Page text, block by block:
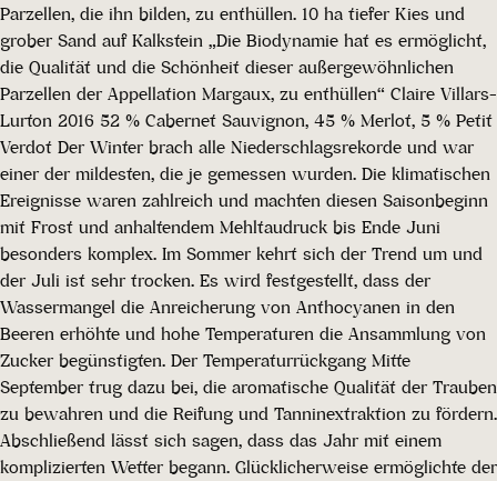
Parzellen, die ihn bilden, zu enthüllen. 10 ha tiefer Kies und
grober Sand auf Kalkstein „Die Biodynamie hat es ermöglicht,
die Qualität und die Schönheit dieser außergewöhnlichen
Parzellen der Appellation Margaux, zu enthüllen“ Claire Villars-
Lurton 2016 52 % Cabernet Sauvignon, 45 % Merlot, 5 % Petit
Verdot Der Winter brach alle Niederschlagsrekorde und war
einer der mildesten, die je gemessen wurden. Die klimatischen
Ereignisse waren zahlreich und machten diesen Saisonbeginn
mit Frost und anhaltendem Mehltaudruck bis Ende Juni
besonders komplex. Im Sommer kehrt sich der Trend um und
der Juli ist sehr trocken. Es wird festgestellt, dass der
Wassermangel die Anreicherung von Anthocyanen in den
Beeren erhöhte und hohe Temperaturen die Ansammlung von
Zucker begünstigten. Der Temperaturrückgang Mitte
September trug dazu bei, die aromatische Qualität der Trauben
zu bewahren und die Reifung und Tanninextraktion zu fördern.
Abschließend lässt sich sagen, dass das Jahr mit einem
komplizierten Wetter begann. Glücklicherweise ermöglichte der